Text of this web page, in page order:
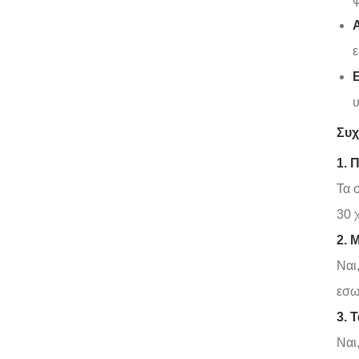
1.
Τα
30
2.
3.